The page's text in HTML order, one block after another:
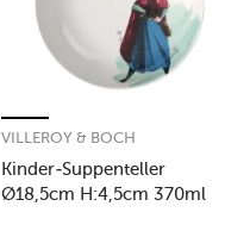
Kinder-Suppenteller
Ø18,5cm H:4,5cm 370ml
VILLEROY & BOCH